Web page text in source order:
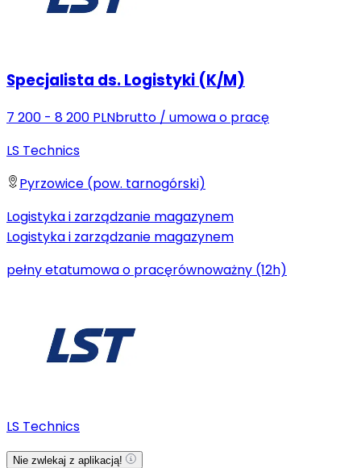
Specjalista ds. Logistyki (K/M)
7 200 - 8 200 PLNbrutto / umowa o pracę
LS Technics
Pyrzowice (pow. tarnogórski)
Logistyka i zarządzanie magazynem
Logistyka i zarządzanie magazynem
pełny etatumowa o pracęrównoważny (12h)
LS Technics
Nie zwlekaj z aplikacją!